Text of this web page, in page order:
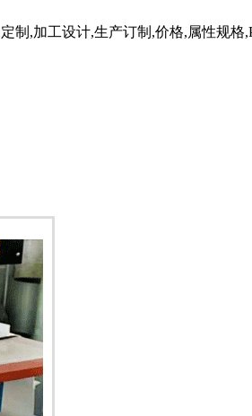
制,加工设计,生产订制,价格,属性规格